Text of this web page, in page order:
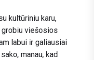
kultūriniu karu,
viešosios
labui ir galiausiai
manau, kad